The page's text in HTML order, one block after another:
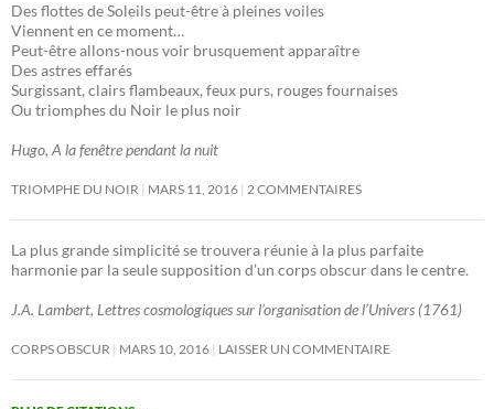
Des flottes de Soleils peut-être à pleines voiles
Viennent en ce moment…
Peut-être allons-nous voir brusquement apparaître
Des astres effarés
Surgissant, clairs flambeaux, feux purs, rouges fournaises
Ou triomphes du Noir le plus noir
Hugo, A la fenêtre pendant la nuit
TRIOMPHE DU NOIR MARS 11, 2016 2 COMMENTAIRES
La plus grande simplicité se trouvera réunie à la plus parfaite
harmonie par la seule supposition d’un corps obscur dans le centre.
J.A. Lambert, Lettres cosmologiques sur l’organisation de l’Univers (1761)
CORPS OBSCUR MARS 10, 2016 LAISSER UN COMMENTAIRE